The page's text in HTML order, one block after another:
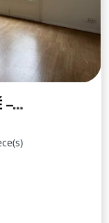
–
GARAGE